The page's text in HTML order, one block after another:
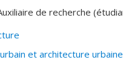
de recherche
et architecture urbaine